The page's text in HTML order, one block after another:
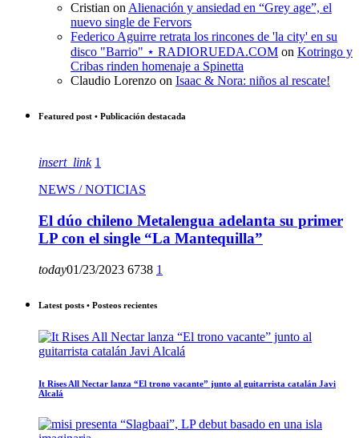
Cristian on Alienación y ansiedad en “Grey age”, el
nuevo single de Fervors
Federico Aguirre retrata los rincones de 'la city' en su
disco "Barrio" ⋆ RADIORUEDA.COM on Kotringo y
Cribas rinden homenaje a Spinetta
Claudio Lorenzo on Isaac & Nora: niños al rescate!
Featured post • Publicación destacada
insert_link 1
NEWS / NOTICIAS
El dúo chileno Metalengua adelanta su primer
LP con el single “La Mantequilla”
today01/23/2023 6738 1
Latest posts • Posteos recientes
It Rises All Nectar lanza “El trono vacante” junto al guitarrista catalán Javi
Alcalá